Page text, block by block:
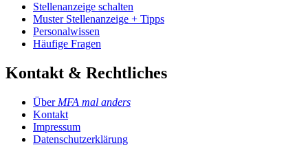
Stellenanzeige schalten
Muster Stellenanzeige + Tipps
Personalwissen
Häufige Fragen
Kontakt & Rechtliches
Über MFA mal anders
Kontakt
Impressum
Datenschutzerklärung